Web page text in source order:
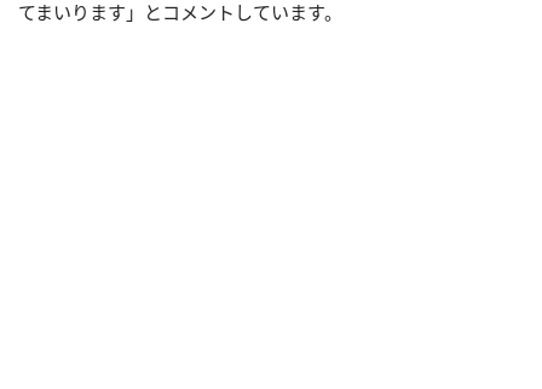
てまいります」とコメントしています。